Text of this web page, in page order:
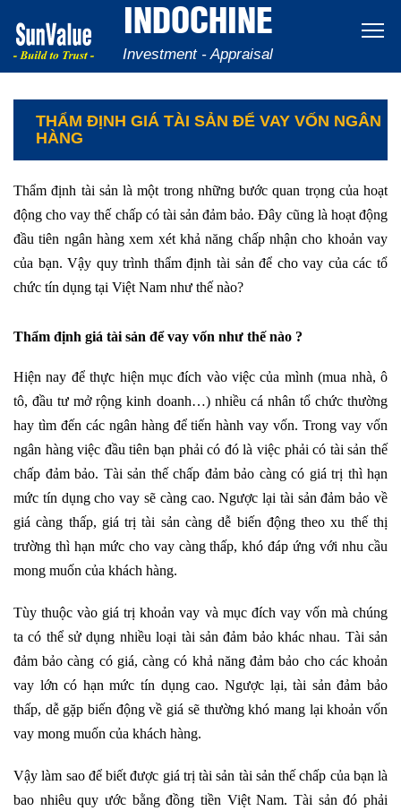
INDOCHINE
Investment - Appraisal
THẨM ĐỊNH GIÁ TÀI SẢN ĐỂ VAY VỐN NGÂN
HÀNG
Thẩm định tài sản là một trong những bước quan trọng của hoạt
động cho vay thế chấp có tài sản đảm bảo. Đây cũng là hoạt động
đầu tiên ngân hàng xem xét khả năng chấp nhận cho khoản vay
của bạn. Vậy quy trình thẩm định tài sản để cho vay của các tổ
chức tín dụng tại Việt Nam như thế nào?
Thẩm định giá tài sản để vay vốn như thế nào ?
Hiện nay để thực hiện mục đích vào việc của mình (mua nhà, ô
tô, đầu tư mở rộng kinh doanh…) nhiều cá nhân tổ chức thường
hay tìm đến các ngân hàng để tiến hành vay vốn. Trong vay vốn
ngân hàng việc đầu tiên bạn phải có đó là việc phải có tài sản thế
chấp đảm bảo. Tài sản thế chấp đảm bảo càng có giá trị thì hạn
mức tín dụng cho vay sẽ càng cao. Ngược lại tài sản đảm bảo về
giá càng thấp, giá trị tài sản càng dễ biến động theo xu thế thị
trường thì hạn mức cho vay càng thấp, khó đáp ứng với nhu cầu
mong muốn của khách hàng.
Tùy thuộc vào giá trị khoản vay và mục đích vay vốn mà chúng
ta có thể sử dụng nhiều loại tài sản đảm bảo khác nhau. Tài sản
đảm bảo càng có giá, càng có khả năng đảm bảo cho các khoản
vay lớn có hạn mức tín dụng cao. Ngược lại, tài sản đảm bảo
thấp, dễ gặp biến động về giá sẽ thường khó mang lại khoản vốn
vay mong muốn của khách hàng.
Vậy làm sao để biết được giá trị tài sản tài sản thế chấp của bạn là
bao nhiêu quy ước bằng đồng tiền Việt Nam. Tài sản đó phải